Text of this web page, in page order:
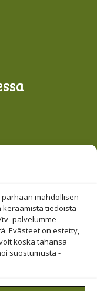
mahdollisen
keräämistä tiedoista
-palvelumme
Evästeet on estetty,
koska tahansa
suostumusta -
Säätiö